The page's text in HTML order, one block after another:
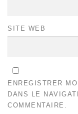
SITE WEB
ENREGISTRER
DANS LE
COMMENTAIRE.